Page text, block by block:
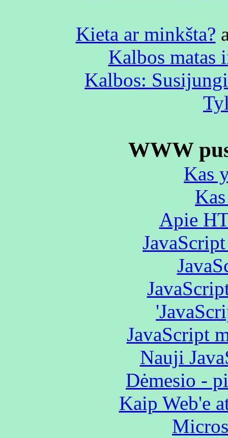
Kieta ar minkšta?
Kalbos matas
Kalbos:
WWW
Kas
Apie
JavaScript
Nauji
Dėmesio -
Kaip Web'e